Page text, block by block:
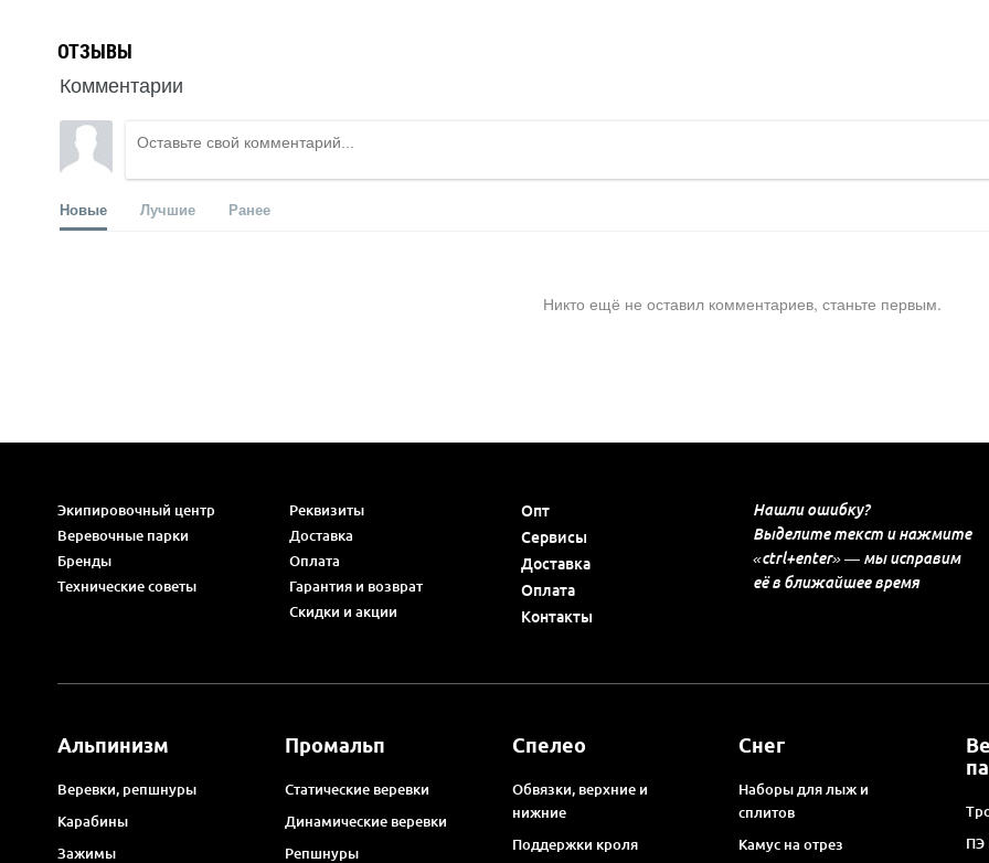
ОТЗЫВЫ
Комментарии
Новые Лучшие Ранее
Никто ещё не оставил комментариев, станьте первым.
Экипировочный центр
Веревочные парки
Бренды
Технические советы
Реквизиты
Доставка
Оплата
Гарантия и возврат
Скидки и акции
Опт
Сервисы
Доставка
Оплата
Контакты
Нашли ошибку?
Выделите текст и нажмите
«ctrl+enter» — мы исправим
её в ближайшее время
Альпинизм
Веревки, репшнуры
Карабины
Зажимы
Промальп
Статические веревки
Динамические веревки
Репшнуры
Спелео
Обвязки, верхние и
нижние
Поддержки кроля
Снег
Наборы для лыж и
сплитов
Камус на отрез ПЭ